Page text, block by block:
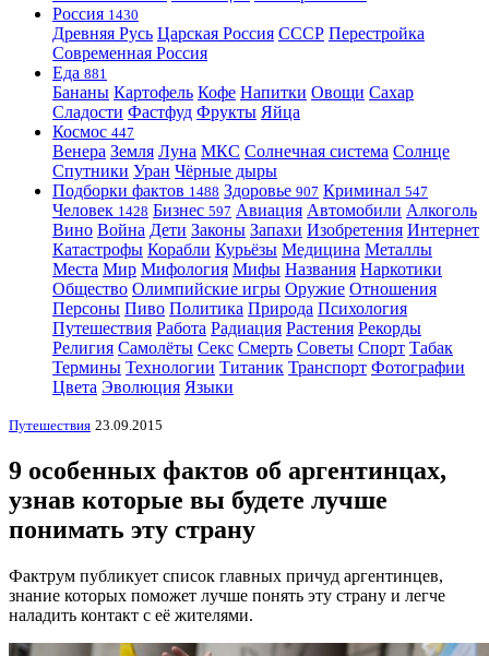
Россия 1430
Древняя Русь Царская Россия СССР Перестройка
Современная Россия
Еда 881
Бананы Картофель Кофе Напитки Овощи Сахар
Сладости Фастфуд Фрукты Яйца
Космос 447
Венера Земля Луна МКС Солнечная система Солнце
Спутники Уран Чёрные дыры
Подборки фактов 1488 Здоровье 907 Криминал 547
Человек 1428 Бизнес 597 Авиация Автомобили Алкоголь
Вино Война Дети Законы Запахи Изобретения Интернет
Катастрофы Корабли Курьёзы Медицина Металлы
Места Мир Мифология Мифы Названия Наркотики
Общество Олимпийские игры Оружие Отношения
Персоны Пиво Политика Природа Психология
Путешествия Работа Радиация Растения Рекорды
Религия Самолёты Секс Смерть Советы Спорт Табак
Термины Технологии Титаник Транспорт Фотографии
Цвета Эволюция Языки
Путешествия 23.09.2015
9 особенных фактов об аргентинцах,
узнав которые вы будете лучше
понимать эту страну
Фактрум публикует список главных причуд аргентинцев,
знание которых поможет лучше понять эту страну и легче
наладить контакт с её жителями.